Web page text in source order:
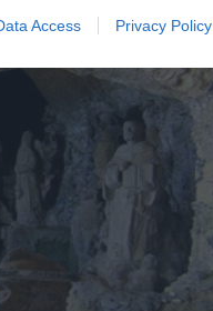
Access Privacy Policy